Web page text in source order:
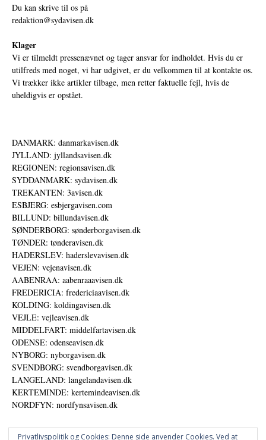
Du kan skrive til os på
redaktion@sydavisen.dk
Klager
Vi er tilmeldt pressenævnet og tager ansvar for indholdet. Hvis du er
utilfreds med noget, vi har udgivet, er du velkommen til at kontakte os.
Vi trækker ikke artikler tilbage, men retter faktuelle fejl, hvis de
uheldigvis er opstået.
DANMARK: danmarkavisen.dk
JYLLAND: jyllandsavisen.dk
REGIONEN: regionsavisen.dk
SYDDANMARK: sydavisen.dk
TREKANTEN: 3avisen.dk
ESBJERG: esbjergavisen.com
BILLUND: billundavisen.dk
SØNDERBORG: sønderborgavisen.dk
TØNDER: tønderavisen.dk
HADERSLEV: haderslevavisen.dk
VEJEN: vejenavisen.dk
AABENRAA: aabenraaavisen.dk
FREDERICIA: fredericiaavisen.dk
KOLDING: koldingavisen.dk
VEJLE: vejleavisen.dk
MIDDELFART: middelfartavisen.dk
ODENSE: odenseavisen.dk
NYBORG: nyborgavisen.dk
SVENDBORG: svendborgavisen.dk
LANGELAND: langelandavisen.dk
KERTEMINDE: kertemindeavisen.dk
NORDFYN: nordfynsavisen.dk
Privatlivspolitik og Cookies: Denne side anvender Cookies. Ved at